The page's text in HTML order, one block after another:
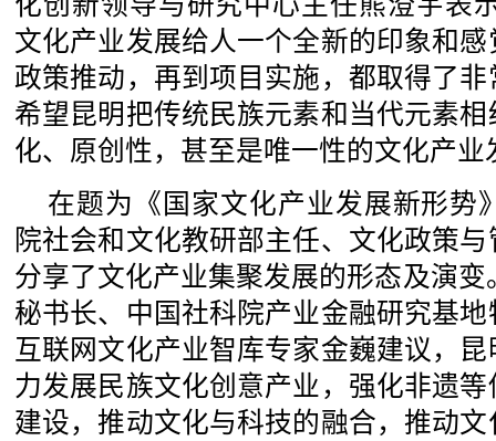
文化产业发展给人一个全新的印象和
政策推动，再到项目实施，都取得了
希望昆明把传统民族元素和当代元素
化、原创性，甚至是唯一性的文化产业
在题为《国家文化产业发展新形势
院社会和文化教研部主任、文化政策
分享了文化产业集聚发展的形态及演
秘书长、中国社科院产业金融研究基
互联网文化产业智库专家金巍建议，
力发展民族文化创意产业，强化非遗
建设，推动文化与科技的融合，推动